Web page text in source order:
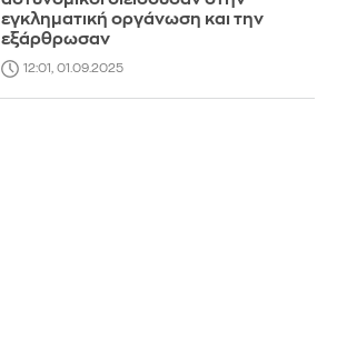
εγκληματική οργάνωση και την
εξάρθρωσαν
12:01, 01.09.2025